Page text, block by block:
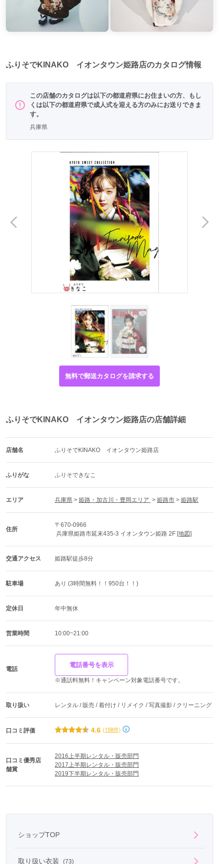
ふりそでKINAKO イオンタウン姫路店のカタログ情報
この店舗のカタログは以下の都道府県にお住まいの方、もし
くは以下の都道府県で成人式を迎える方のみにお送りできま
す。
兵庫県
無料で郵送カタログを請求する
ふりそでKINAKO イオンタウン姫路店の店舗詳細
店舗名 ふりそでKINAKO　イオンタウン姫路店
ふりがな ふりそできなこ
エリア 兵庫県 > 姫路・加古川・豊岡エリア > 姫路市 > 姫路駅
住所
〒670-0966
兵庫県姫路市延末435-3 イオンタウン姫路 2F [地図]
交通アクセス 姫路駅徒歩8分
駐車場 あり (3時間無料！！950台！！)
定休日 年中無休
営業時間 10:00~21:00
電話
電話番号を表示
※通話料無料！キャンペーン対象電話番号です。
取り扱い レンタル / 販売 / 着付け / リメイク / 写真撮影 / クリーニング
口コミ評価 4.6 (158件)
口コミ優秀店
舗賞
2016上半期レンタル・販売部門
2017上半期レンタル・販売部門
2019下半期レンタル・販売部門
ショップTOP
取り扱い衣装 (73)